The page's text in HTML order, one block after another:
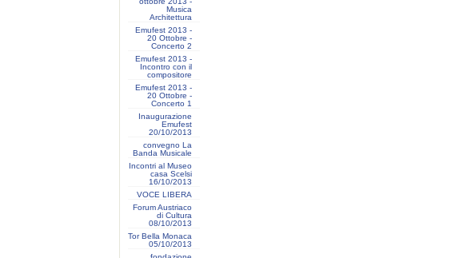
Musica
Architettura
Emufest 2013 -
20 Ottobre -
Concerto 2
Emufest 2013 -
Incontro con il
compositore
Emufest 2013 -
20 Ottobre -
Concerto 1
Inaugurazione
Emufest
20/10/2013
convegno La
Banda Musicale
Incontri al Museo
casa Scelsi
16/10/2013
VOCE LIBERA
Forum Austriaco
di Cultura
08/10/2013
Tor Bella Monaca
05/10/2013